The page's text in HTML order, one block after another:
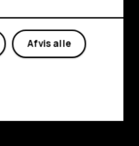
Afvis alle